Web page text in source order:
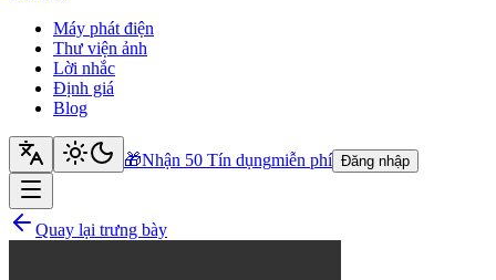
Máy phát điện
Thư viện ảnh
Lời nhắc
Định giá
Blog
🎁Nhận 50 Tín dụngmiễn phí Đăng nhập
Quay lại trưng bày